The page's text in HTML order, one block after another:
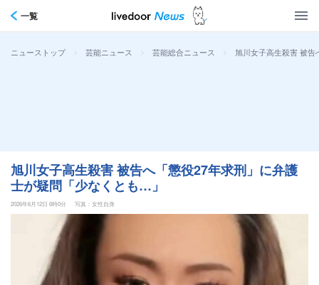
一覧
ニューストップ > 芸能ニュース > 芸能総合ニュース > 旭川女子高生殺害 被
旭川女子高生殺害 被告へ「懲役27年求刑」に弁護
士が疑問「少なくとも…」
2026年6月12日 6時0分 写真：女性自身